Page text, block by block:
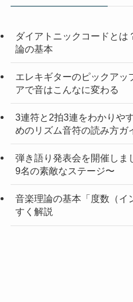
ダイアトニックコードとは
論の基本
エレキギターのピックア
アで音はこんなに変わる
3連符と2拍3連をわかりや
めのリズム音符の読み方ガ
弾き語り発表会を開催しま
9名の素敵なステージ〜
音楽理論の基本「度数（イ
すく解説